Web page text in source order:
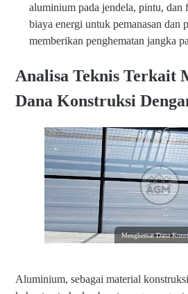
aluminium pada jendela, pintu, dan
biaya energi untuk pemanasan dan
memberikan penghematan jangka
Analisa Teknis Terkait
Dana Konstruksi
Menghemat Dana
Aluminium, sebagai material